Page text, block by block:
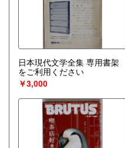
日本現代文学全集 専用書架
をご利用ください
￥3,000